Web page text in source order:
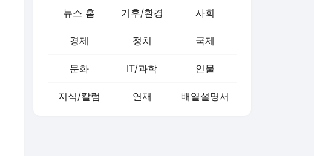
뉴스 홈 기후/환경 사회
경제 정치 국제
문화 IT/과학 인물
지식/칼럼 연재 배열설명서